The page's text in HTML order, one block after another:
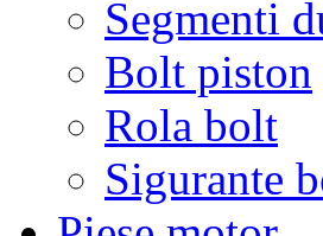
Segmenti
Bolt piston
Rola bolt
Sigurante